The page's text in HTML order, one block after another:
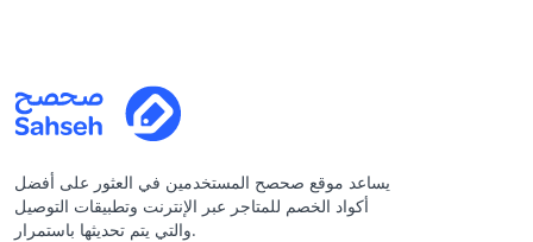
يساعد موقع صحصح المستخدمين في العثور على أفضل
أكواد الخصم للمتاجر عبر الإنترنت وتطبيقات التوصيل
والتي يتم تحديثها باستمرار.